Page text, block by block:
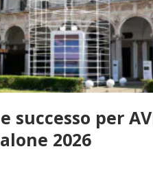
successo per
2026